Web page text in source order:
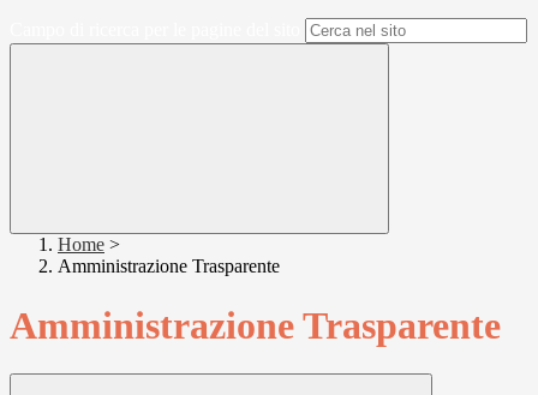
Home >
Amministrazione Trasparente
Amministrazione Trasparente